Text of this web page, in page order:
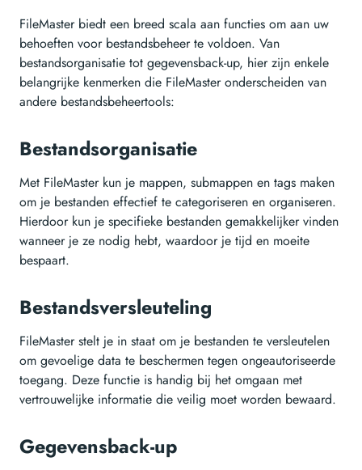
FileMaster biedt een breed scala aan functies om aan uw
behoeften voor bestandsbeheer te voldoen. Van
bestandsorganisatie tot gegevensback-up, hier zijn enkele
belangrijke kenmerken die FileMaster onderscheiden van
andere bestandsbeheertools:
Bestandsorganisatie
Met FileMaster kun je mappen, submappen en tags maken
om je bestanden effectief te categoriseren en organiseren.
Hierdoor kun je specifieke bestanden gemakkelijker vinden
wanneer je ze nodig hebt, waardoor je tijd en moeite
bespaart.
Bestandsversleuteling
FileMaster stelt je in staat om je bestanden te versleutelen
om gevoelige data te beschermen tegen ongeautoriseerde
toegang. Deze functie is handig bij het omgaan met
vertrouwelijke informatie die veilig moet worden bewaard.
Gegevensback-up